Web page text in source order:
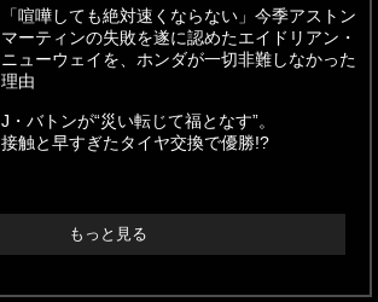
「喧嘩しても絶対速くならない」今季アストン
マーティンの失敗を遂に認めたエイドリアン・
ニューウェイを、ホンダが一切非難しなかった
理由
J・バトンが“災い転じて福となす”。
接触と早すぎたタイヤ交換で優勝!?
もっと見る